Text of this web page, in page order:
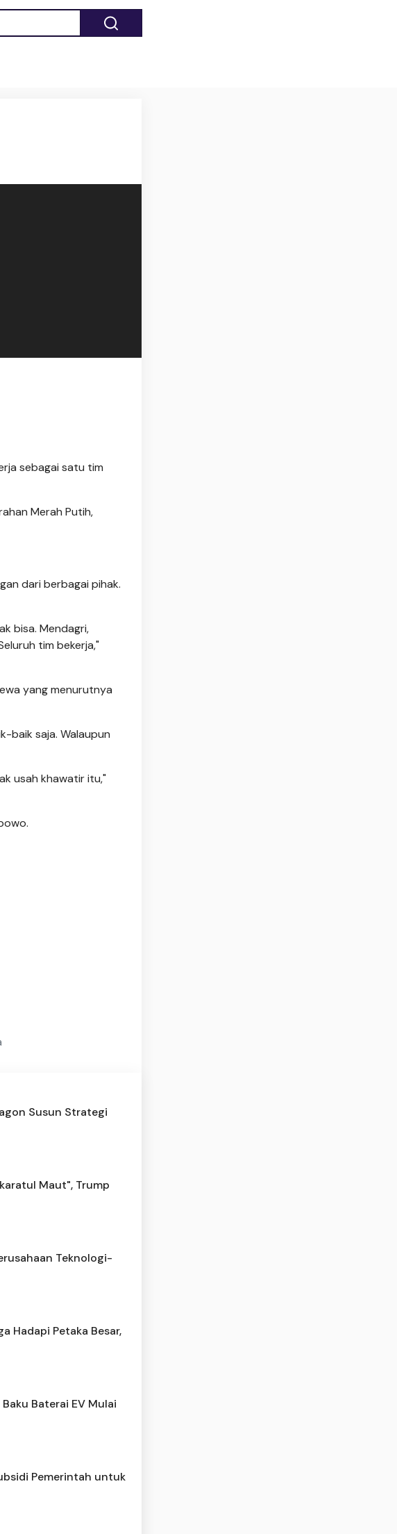
sebagai satu tim
Merah Putih,
dari berbagai pihak.
bisa. Mendagri,
tim bekerja,"
yang menurutnya
baik saja. Walaupun
usah khawatir itu,"
Susun Strategi
Maut", Trump
Teknologi-
Hadapi Petaka Besar,
Baterai EV Mulai
Pemerintah untuk